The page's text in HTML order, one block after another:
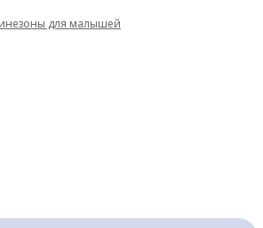
для малышей